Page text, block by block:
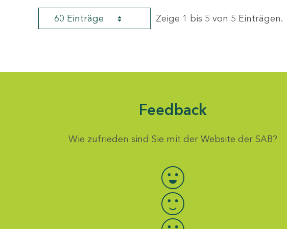
60 Einträge Zeige 1 bis 5 von 5 Einträgen.
Feedback
Wie zufrieden sind Sie mit der Website der SAB?
Bewertung auswählen